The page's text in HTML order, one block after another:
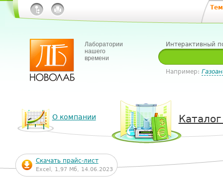
Лаборатории
нашего
времени
Интерактивный
Например:
О компании
Скачать прайс-лист
Excel, 1,97 Мб, 14.06.2023